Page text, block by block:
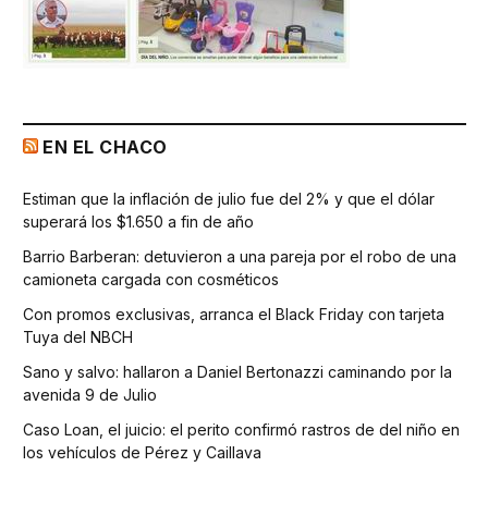
EN EL CHACO
Estiman que la inflación de julio fue del 2% y que el dólar
superará los $1.650 a fin de año
Barrio Barberan: detuvieron a una pareja por el robo de una
camioneta cargada con cosméticos
Con promos exclusivas, arranca el Black Friday con tarjeta
Tuya del NBCH
Sano y salvo: hallaron a Daniel Bertonazzi caminando por la
avenida 9 de Julio
Caso Loan, el juicio: el perito confirmó rastros de del niño en
los vehículos de Pérez y Caillava